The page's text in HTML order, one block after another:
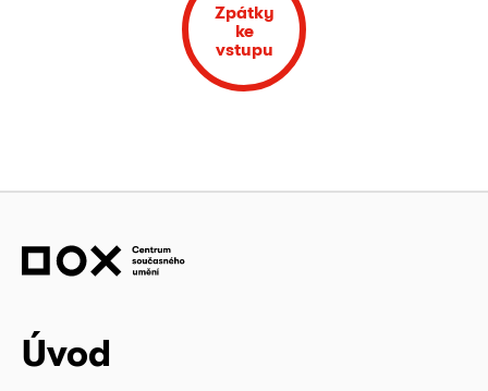
Zpátky
ke
vstupu
Úvod